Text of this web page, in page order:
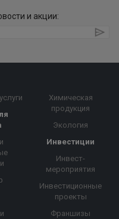
и акции:
Химическая
продукция
Экология
Инвестиции
Инвест-
мероприятия
Инвестиционные
проекты
Франшизы